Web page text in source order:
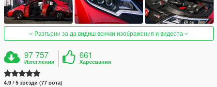
Разгърни за да видиш всички изображения и видеота
97 757
Изтегления
661
Харесвания
4.9 / 5 звезди (77 вота)